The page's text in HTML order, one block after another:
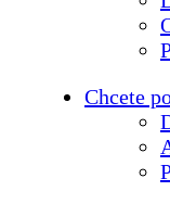
Chcete